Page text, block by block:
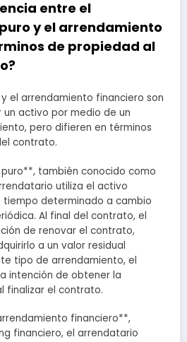
entre el
y el arrendamiento
de propiedad al
el arrendamiento financiero son
activo por medio de un
pero difieren en términos
contrato.
también conocido como
utiliza el activo
determinado a cambio
Al final del contrato, el
de renovar el contrato,
a un valor residual
tipo de arrendamiento, el
intención de obtener la
finalizar el contrato.
financiero**,
financiero, el arrendatario